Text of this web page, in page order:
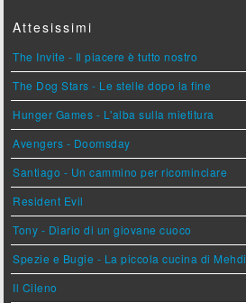
Attesissimi
The Invite - Il piacere è tutto nostro
The Dog Stars - Le stelle dopo la fine
Hunger Games - L'alba sulla mietitura
Avengers - Doomsday
Santiago - Un cammino per ricominciare
Resident Evil
Tony - Diario di un giovane cuoco
Spezie e Bugie - La piccola cucina di Mehdi
Il Cileno